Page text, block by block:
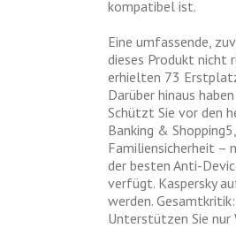
kompatibel ist.
Eine umfassende,
dieses Produkt nicht
erhielten 73
Darüber hinaus
Schützt Sie vor den
Banking &
Familiensicherheit –
der besten Anti-
verfügt. Kaspersky
werden.
Unterstützen Sie nur